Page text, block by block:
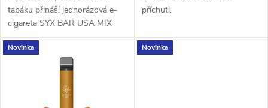
k
t
u
k
tabáku přináší jednorázová e-
cigareta SYX BAR USA MIX
známý a uspokojivý zážitek.
příchuti.
Novinka Novinka